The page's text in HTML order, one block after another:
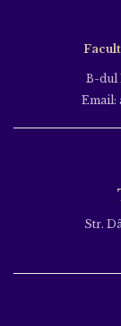
B-dul
Email:
Str.